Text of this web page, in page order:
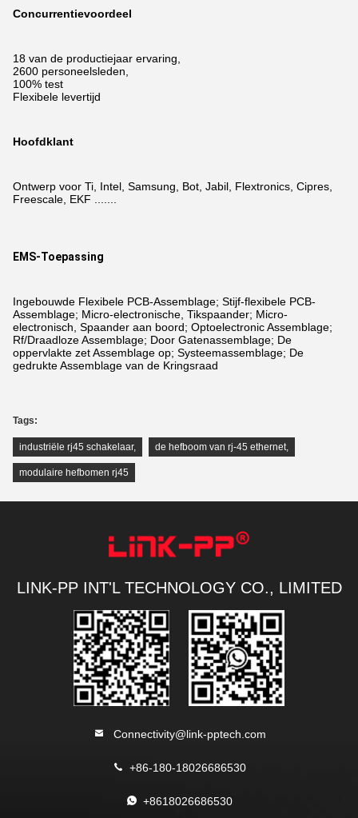
Concurrentievoordeel
18 van de productiejaar ervaring,
2600 personeelsleden,
100% test
Flexibele levertijd
Hoofdklant
Ontwerp voor Ti, Intel, Samsung, Bot, Jabil, Flextronics, Cipres,
Freescale, EKF .......
EMS-Toepassing
Ingebouwde Flexibele PCB-Assemblage; Stijf-flexibele PCB-
Assemblage; Micro-electronische, Tikspaander; Micro-
electronisch, Spaander aan boord; Optoelectronic Assemblage;
Rf/Draadloze Assemblage; Door Gatenassemblage; De
oppervlakte zet Assemblage op; Systeemassemblage; De
gedrukte Assemblage van de Kringsraad
Tags:
industriële rj45 schakelaar, de hefboom van rj-45 ethernet,
modulaire hefbomen rj45
LINK-PP INT'L TECHNOLOGY CO., LIMITED
Connectivity@link-pptech.com
+86-180-18026686530
+8618026686530